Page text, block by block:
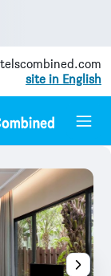
site in English